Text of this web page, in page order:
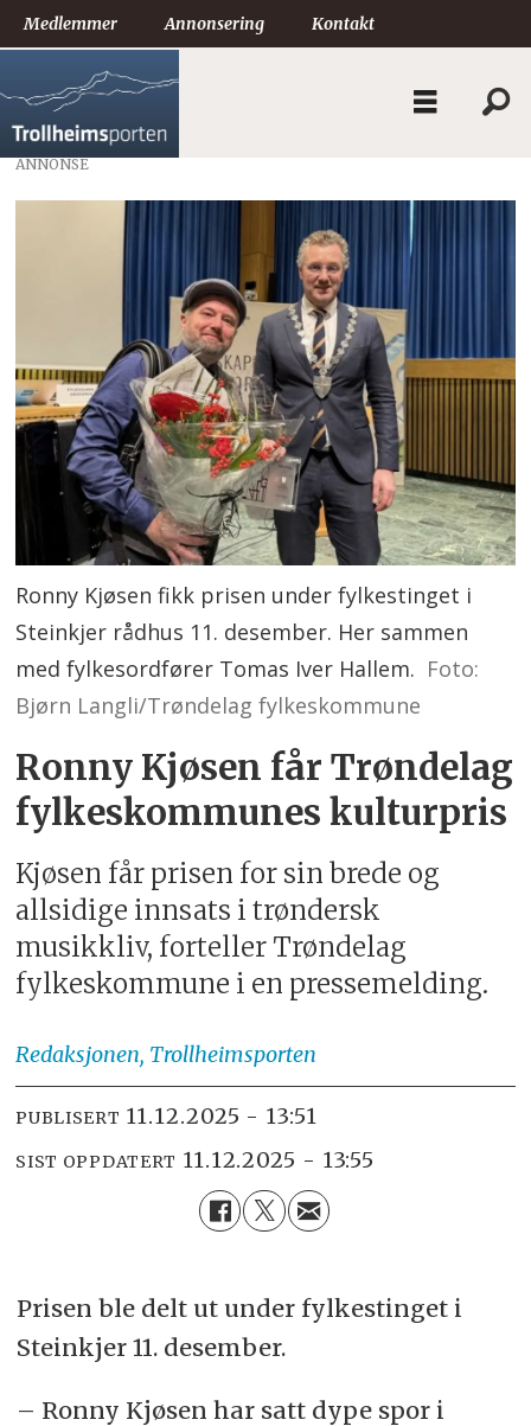
Medlemmer Annonsering Kontakt
ANNONSE
Ronny Kjøsen fikk prisen under fylkestinget i
Steinkjer rådhus 11. desember. Her sammen
med fylkesordfører Tomas Iver Hallem. Foto:
Bjørn Langli/Trøndelag fylkeskommune
Ronny Kjøsen får Trøndelag
fylkeskommunes kulturpris
Kjøsen får prisen for sin brede og
allsidige innsats i trøndersk
musikkliv, forteller Trøndelag
fylkeskommune i en pressemelding.
Redaksjonen, Trollheimsporten
PUBLISERT 11.12.2025 - 13:51
SIST OPPDATERT 11.12.2025 - 13:55
Prisen ble delt ut under fylkestinget i
Steinkjer 11. desember.
– Ronny Kjøsen har satt dype spor i